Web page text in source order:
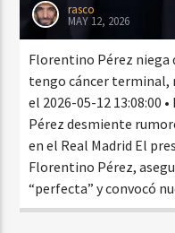
rasco
MAY 12, 2026
Florentino Pérez niega
tengo cáncer terminal,
el 2026-05-12 13:08:00
Pérez desmiente
en el Real Madrid El
Florentino Pérez,
“perfecta” y convocó